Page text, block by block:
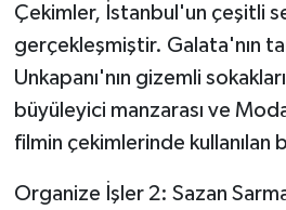
Çekimler, İstanbul'un çeşitli
gerçekleşmiştir. Galata'nın
Unkapanı'nın gizemli
büyüleyici manzarası ve
filmin çekimlerinde kullanılan
Organize İşler 2: Sazan